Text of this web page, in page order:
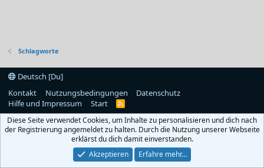
Schlagworte
Deutsch [Du]
Kontakt
Nutzungsbedingungen
Datenschutz
Hilfe und Impressum
Start
R
S
Diese Seite verwendet Cookies, um Inhalte zu personalisieren und dich nach
der Registrierung angemeldet zu halten. Durch die Nutzung unserer Webseite
erklärst du dich damit einverstanden.
Akzeptieren
Erfahre mehr…